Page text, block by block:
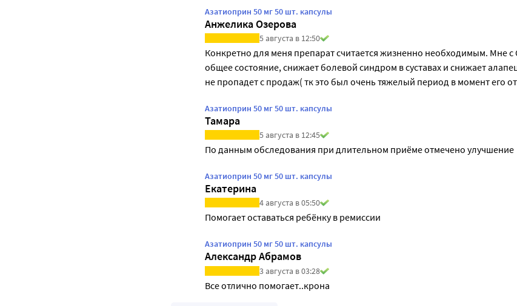
Азатиоприн 50 мг 50 шт. капсулы
Анжелика Озерова
5 августа в 12:50
Конкретно для меня препарат считается жизненно необходимым. Мне
общее состояние, снижает болевой синдром в суставах и снижает
не пропадет с продаж( тк это был очень тяжелый период в момент его
Азатиоприн 50 мг 50 шт. капсулы
Тамара
5 августа в 12:45
По данным обследования при длительном приёме отмечено улучшение
Азатиоприн 50 мг 50 шт. капсулы
Екатерина
4 августа в 05:50
Помогает оставаться ребёнку в ремиссии
Азатиоприн 50 мг 50 шт. капсулы
Александр Абрамов
3 августа в 03:28
Все отлично помогает..крона